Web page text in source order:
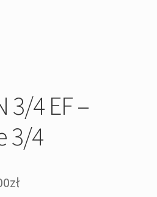
3/4 EF –
3/4
złAktualna